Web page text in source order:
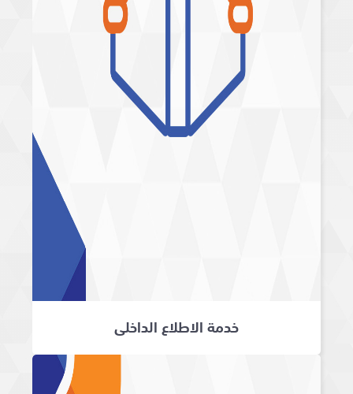
خدمة الاطلاع الداخلي